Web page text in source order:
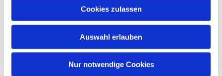
Cookies zulassen
Auswahl erlauben
Nur notwendige Cookies